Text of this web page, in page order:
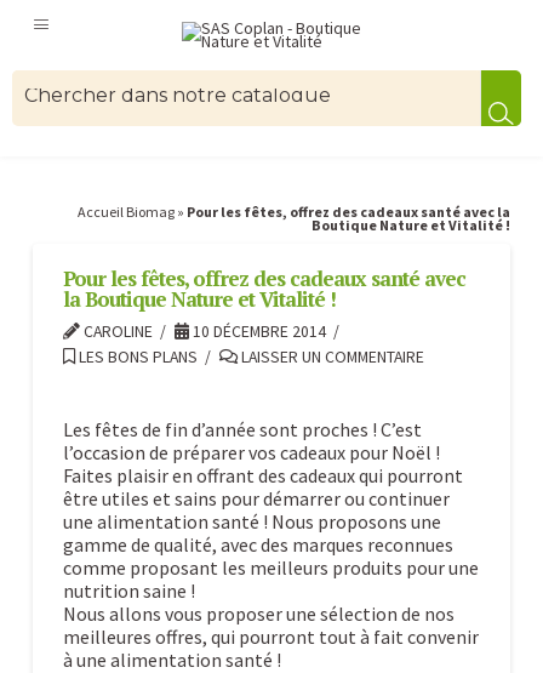
Accueil Biomag » Pour les fêtes, offrez des cadeaux santé avec la
Boutique Nature et Vitalité !
Pour les fêtes, offrez des cadeaux santé avec
la Boutique Nature et Vitalité !
CAROLINE
10 DÉCEMBRE 2014
LES BONS PLANS
LAISSER UN COMMENTAIRE
Les fêtes de fin d’année sont proches ! C’est
l’occasion de préparer vos cadeaux pour Noël !
Faites plaisir en offrant des cadeaux qui pourront
être utiles et sains pour démarrer ou continuer
une alimentation santé ! Nous proposons une
gamme de qualité, avec des marques reconnues
comme proposant les meilleurs produits pour une
nutrition saine !
Nous allons vous proposer une sélection de nos
meilleures offres, qui pourront tout à fait convenir
à une alimentation santé !